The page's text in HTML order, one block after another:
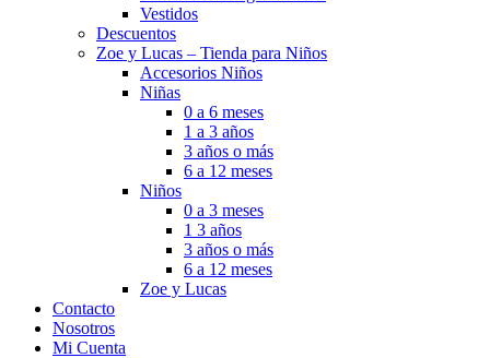
Vestidos
Descuentos
Zoe y Lucas – Tienda para Niños
Accesorios Niños
Niñas
0 a 6 meses
1 a 3 años
3 años o más
6 a 12 meses
Niños
0 a 3 meses
1 3 años
3 años o más
6 a 12 meses
Zoe y Lucas
Contacto
Nosotros
Mi Cuenta